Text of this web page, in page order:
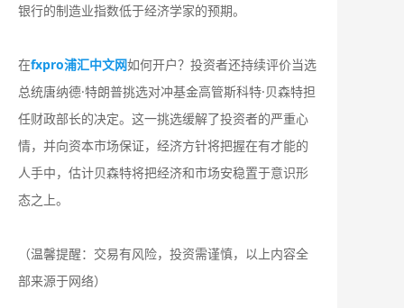
银行的制造业指数低于经济学家的预期。
在fxpro浦汇中文网如何开户？投资者还持续评价当选
总统唐纳德·特朗普挑选对冲基金高管斯科特·贝森特担
任财政部长的决定。这一挑选缓解了投资者的严重心
情，并向资本市场保证，经济方针将把握在有才能的
人手中，估计贝森特将把经济和市场安稳置于意识形
态之上。
（温馨提醒：交易有风险，投资需谨慎，以上内容全
部来源于网络）